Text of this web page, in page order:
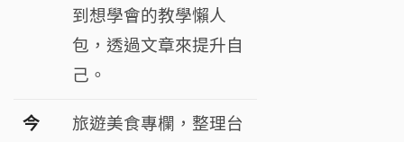
到想學會的教學懶人
包，透過文章來提升自
己 。
今
旅遊美食專欄，整理台